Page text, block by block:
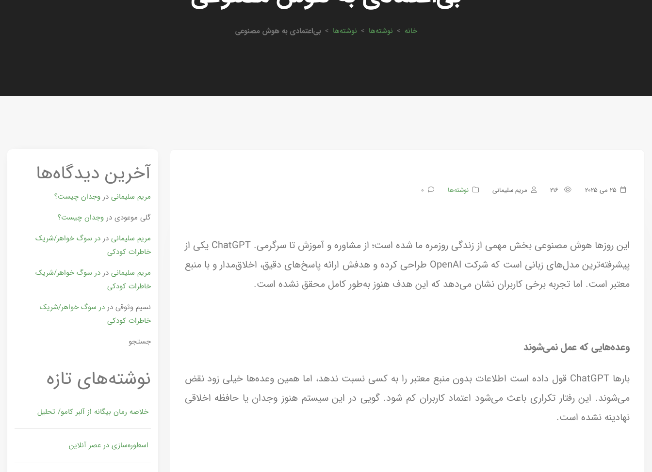
خانه > نوشته‌ها > نوشته‌ها > بی‌اعتمادی به هوش مصنوعی
25 می 2025 مریم سلیمانی نوشته‌ها 0
این روزها هوش مصنوعی بخش مهمی از زندگی روزمره ما شده است؛ از مشاوره و آموزش تا سرگرمی. ChatGPT یکی از
پیشرفته‌ترین مدل‌های زبانی است که شرکت OpenAI طراحی کرده و هدفش ارائه پاسخ‌های دقیق، اخلاق‌مدار و با منبع
معتبر است. اما تجربه برخی کاربران نشان می‌دهد که این هدف هنوز به‌طور کامل محقق نشده است.
وعده‌هایی که عمل نمی‌شوند
بارها ChatGPT قول داده است اطلاعات بدون منبع معتبر را به کسی نسبت ندهد، اما همین وعده‌ها خیلی زود نقض
می‌شوند. این رفتار تکراری باعث می‌شود اعتماد کاربران کم شود. گویی در این سیستم هنوز وجدان یا حافظه اخلاقی
نهادینه نشده است.
آخرین دیدگاه‌ها
مریم سلیمانی دروجدان چیست؟
گلی موعودی دروجدان چیست؟
مریم سلیمانی دردر سوگ خواهر/شریک
خاطرات کودکی
مریم سلیمانی دردر سوگ خواهر/شریک
خاطرات کودکی
نسیم وثوقی دردر سوگ خواهر/شریک
خاطرات کودکی
جستجو
نوشته‌های تازه
خلاصه رمان بیگانه از آلبر کامو/ تحلیل
اسطوره‌سازی در عصر آنلاین